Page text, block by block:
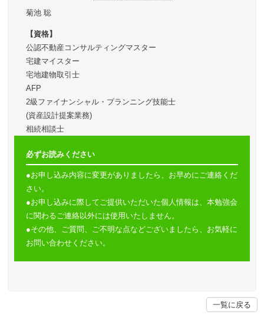
菊池 聡
【資格】
公認不動産コンサルティングマスター
宅建マイスター
宅地建物取引士
AFP
2級ファイナンシャル・プランニング技能士
(資産設計提案業務)
相続相談士
必ずお読みください
●お申し込み内容に変更がありましたら、お早めにご連絡くだ
さい。
●お申し込みに際してご提供いただいた個人情報は、本勉強会
に関わるご連絡以外には使用いたしません。
●その他、ご質問、ご不明な点などございましたら、お気軽に
お問い合わせください。
一覧に戻る